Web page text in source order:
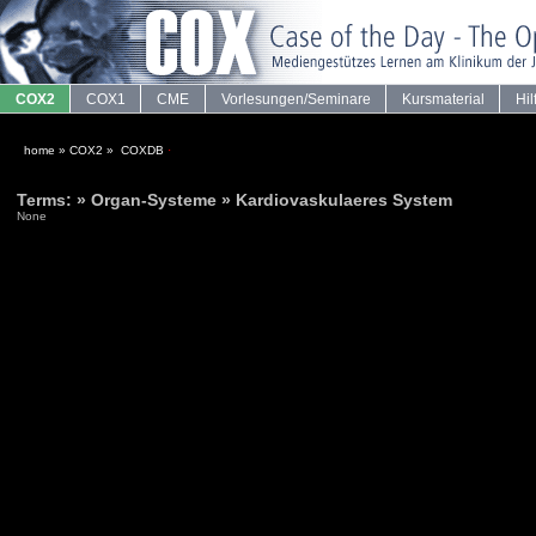
COX2 COX1 CME Vorlesungen/Seminare Kursmaterial
home » COX2 » COXDB ·
Terms: » Organ-Systeme » Kardiovaskulaeres System
None